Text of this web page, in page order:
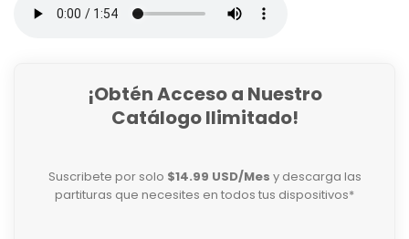
¡Obtén Acceso a Nuestro
Catálogo Ilimitado!
Suscribete por solo $14.99 USD/Mes y descarga las
partituras que necesites en todos tus dispositivos*